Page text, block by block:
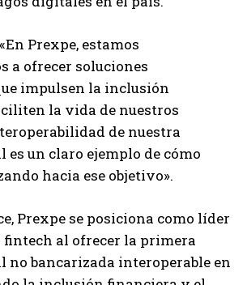
Prexpe, estamos
a ofrecer soluciones
impulsen la inclusión
la vida de nuestros
de nuestra
un claro ejemplo de cómo
hacia ese objetivo».
Prexpe se posiciona como líder
al ofrecer la primera
bancarizada interoperable en